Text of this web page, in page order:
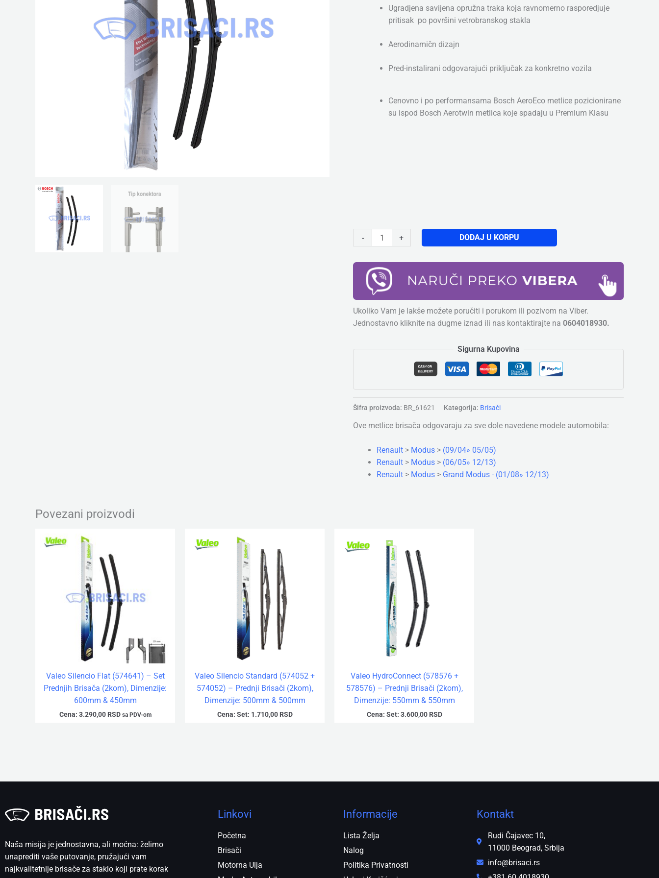
Ugradjena savijena opružna traka koja ravnomerno rasporedjuje
pritisak po površini vetrobranskog stakla
Aerodinamičn dizajn
Pred-instalirani odgovarajući priključak za konkretno vozila
Cenovno i po performansama Bosch AeroEco metlice pozicionirane
su ispod Bosch Aerotwin metlica koje spadaju u Premium Klasu
-
Prednjih
+ DODAJ U KORPU
Ukoliko Vam je lakše možete poručiti i porukom ili pozivom na Viber.
Jednostavno kliknite na dugme iznad ili nas kontaktirajte na 0604018930.
Sigurna Kupovina
Šifra proizvoda: BR_61621 Kategorija: Brisači
Ove metlice brisača odgovaraju za sve dole navedene modele automobila:
Renault > Modus > (09/04» 05/05)
Renault > Modus > (06/05» 12/13)
Renault > Modus > Grand Modus - (01/08» 12/13)
Povezani proizvodi
Valeo Silencio Flat (574641) – Set
Prednjih Brisača (2kom), Dimenzije:
600mm & 450mm
Cena: 3.290,00 RSD sa PDV-om
Valeo Silencio Standard (574052 +
574052) – Prednji Brisači (2kom),
Dimenzije: 500mm & 500mm
Cena: Set: 1.710,00 RSD
Valeo HydroConnect (578576 +
578576) – Prednji Brisači (2kom),
Dimenzije: 550mm & 550mm
Cena: Set: 3.600,00 RSD
Naša misija je jednostavna, ali moćna: želimo
unaprediti vaše putovanje, pružajući vam
najkvalitetnije brisače za staklo koji prate korak
Linkovi
Početna
Brisači
Motorna Ulja
Informacije
Lista Želja
Nalog
Politika Privatnosti
Kontakt
Rudi Čajavec 10,
11000 Beograd, Srbija
info@brisaci.rs